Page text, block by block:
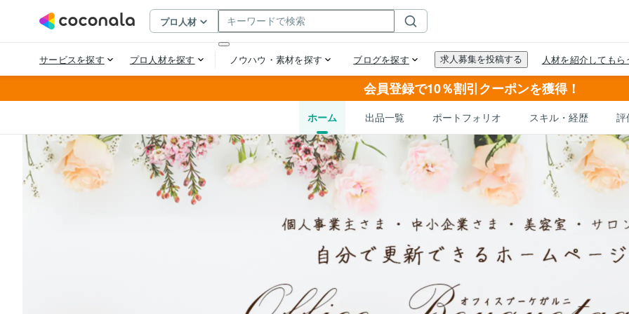
会員登録で10％割引クーポンを獲得！
ホーム 出品一覧 ポートフォリオ スキル・経歴 評